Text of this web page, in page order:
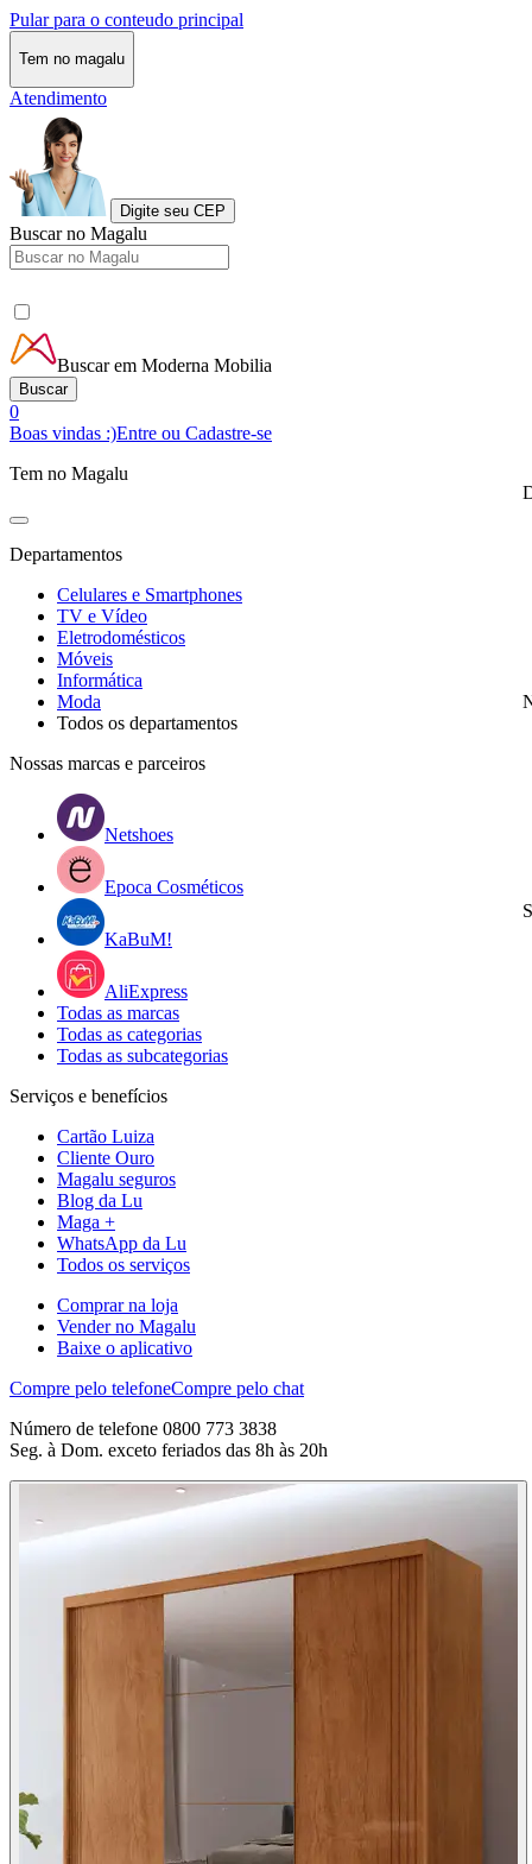
Pular para o conteudo principal
Tem no magalu
Atendimento
Digite seu CEP
Buscar no Magalu
Buscar em Moderna Mobilia
Buscar
0
Boas vindas :)Entre ou Cadastre-se
Tem no Magalu
Departamentos
Celulares e Smartphones
TV e Vídeo
Eletrodomésticos
Móveis
Informática
Moda
Todos os departamentos
Nossas marcas e parceiros
Netshoes
Epoca Cosméticos
KaBuM!
AliExpress
Todas as marcas
Todas as categorias
Todas as subcategorias
Serviços e benefícios
Cartão Luiza
Cliente Ouro
Magalu seguros
Blog da Lu
Maga +
WhatsApp da Lu
Todos os serviços
Comprar na loja
Vender no Magalu
Baixe o aplicativo
Compre pelo telefoneCompre pelo chat
Número de telefone 0800 773 3838
Seg. à Dom. exceto feriados das 8h às 20h